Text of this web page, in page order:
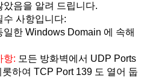
았음을 알려 드립니다.
수 사항입니다:
일한 Windows Domain 에 속해
항: 모든 방화벽에서 UDP Ports
하여 TCP Port 139 도 열어 둡